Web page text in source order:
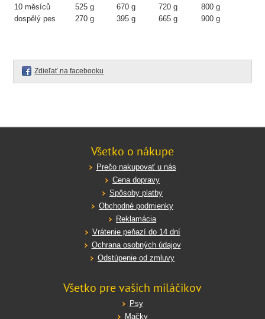
10 měsíců
525 g 670 g 720 g
800 g
dospělý pes
270 g 395 g 665 g 900 g
Zdieľať na facebooku
Všetko o nákupe
Prečo nakupovať u nás
Cena dopravy
Spôsoby platby
Obchodné podmienky
Reklamácia
Vrátenie peňazí do 14 dní
Ochrana osobných údajov
Odstúpenie od zmluvy
Všetko pre vašich miláčikov
Psy
Mačky